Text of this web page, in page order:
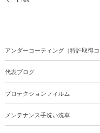
アンダーコーティング（特許取得コ
代表ブログ
プロテクションフィルム
メンテナンス手洗い洗車